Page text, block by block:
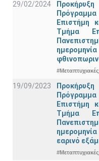
29/02/2024
Επιστήμη
Τμήμα
19/09/2023
Επιστήμη
Τμήμα
εαρινό